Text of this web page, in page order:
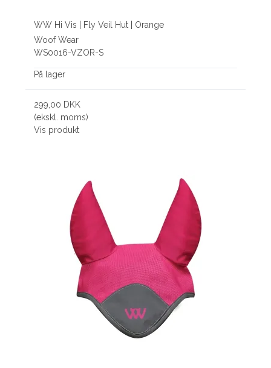
WW Hi Vis | Fly Veil Hut | Orange
Woof Wear
WS0016-VZOR-S
På lager
299,00 DKK
(ekskl. moms)
Vis produkt